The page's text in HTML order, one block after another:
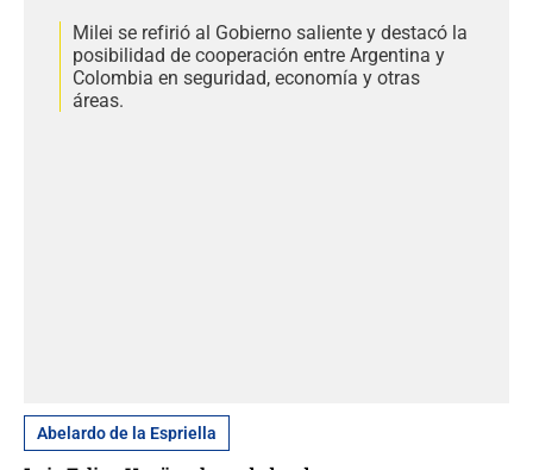
Milei se refirió al Gobierno saliente y destacó la
posibilidad de cooperación entre Argentina y
Colombia en seguridad, economía y otras
áreas.
Abelardo de la Espriella